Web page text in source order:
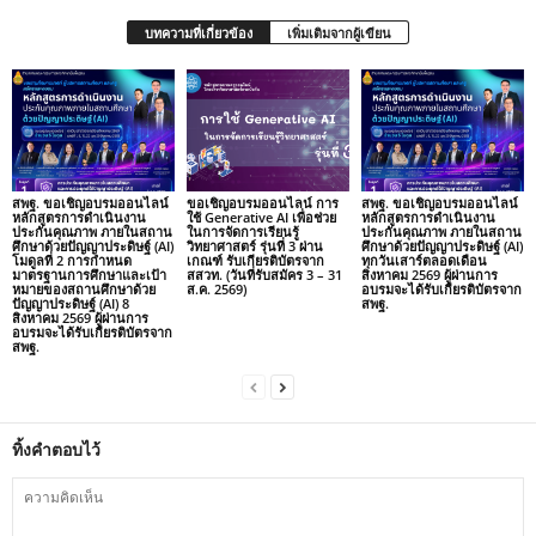
บทความที่เกี่ยวข้อง เพิ่มเติมจากผู้เขียน
สพฐ. ขอเชิญอบรมออนไลน์
หลักสูตรการดำเนินงาน
ประกันคุณภาพ ภายในสถาน
ศึกษาด้วยปัญญาประดิษฐ์ (AI)
โมดูลที่ 2 การกำหนด
มาตรฐานการศึกษาและเป้า
หมายของสถานศึกษาด้วย
ปัญญาประดิษฐ์ (AI) 8
สิงหาคม 2569 ผู้ผ่านการ
อบรมจะได้รับเกียรติบัตรจาก
สพฐ.
ขอเชิญอบรมออนไลน์ การ
ใช้ Generative AI เพื่อช่วย
ในการจัดการเรียนรู้
วิทยาศาสตร์ รุ่นที่ 3 ผ่าน
เกณฑ์ รับเกียรติบัตรจาก
สสวท. (วันที่รับสมัคร 3 – 31
ส.ค. 2569)
สพฐ. ขอเชิญอบรมออนไลน์
หลักสูตรการดำเนินงาน
ประกันคุณภาพ ภายในสถาน
ศึกษาด้วยปัญญาประดิษฐ์ (AI)
ทุกวันเสาร์ตลอดเดือน
สิงหาคม 2569 ผู้ผ่านการ
อบรมจะได้รับเกียรติบัตรจาก
สพฐ.
ทิ้งคำตอบไว้